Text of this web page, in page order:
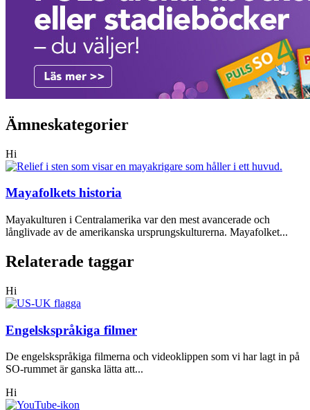
Ämneskategorier
Hi
Mayafolkets historia
Mayakulturen i Centralamerika var den mest avancerade och
långlivade av de amerikanska ursprungskulturerna. Mayafolket...
Relaterade taggar
Hi
Engelskspråkiga filmer
De engelskspråkiga filmerna och videoklippen som vi har lagt in på
SO-rummet är ganska lätta att...
Hi